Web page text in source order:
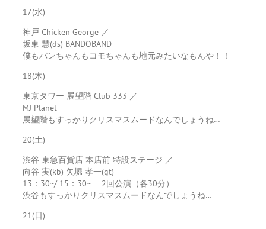
17(水)
神戸 Chicken George ／
坂東 慧(ds) BANDOBAND
僕もバンちゃんもコモちゃんも地元みたいなもんや！！
18(木)
東京タワー 展望階 Club 333 ／
MJ Planet
展望階もすっかりクリスマスムードなんでしょうね…
20(土)
渋谷 東急百貨店 本店前 特設ステージ ／
向谷 実(kb) 矢堀 孝一(gt)
13：30~/ 15：30~ 2回公演（各30分）
渋谷もすっかりクリスマスムードなんでしょうね…
21(日)